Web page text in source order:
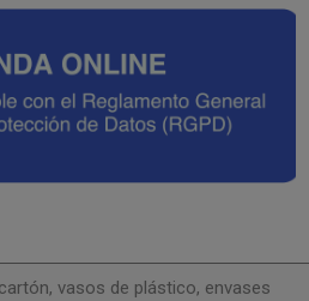
vasos de plástico, envases